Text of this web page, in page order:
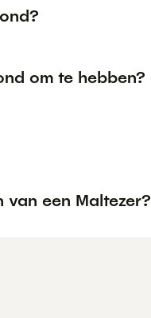
om te hebben?
een Maltezer?